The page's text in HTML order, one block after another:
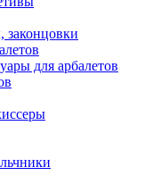
законцовки
для арбалетов